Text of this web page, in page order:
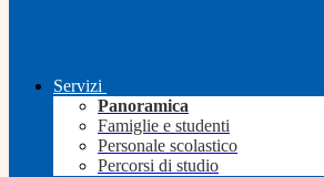
Servizi
Panoramica
Famiglie e studenti
Personale scolastico
Percorsi di studio